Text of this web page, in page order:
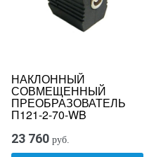
НАКЛОННЫЙ
СОВМЕЩЕННЫЙ
ПРЕОБРАЗОВАТЕЛЬ
П121-2-70-WB
23 760 руб.